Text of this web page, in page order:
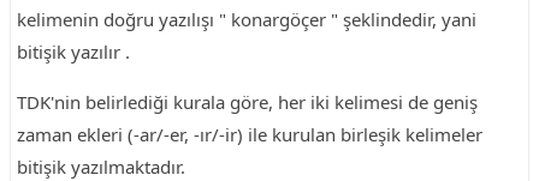
kelimenin doğru yazılışı " konargöçer " şeklindedir, yani
bitişik yazılır .
TDK'nin belirlediği kurala göre, her iki kelimesi de geniş
zaman ekleri (-ar/-er, -ır/-ir) ile kurulan birleşik kelimeler
bitişik yazılmaktadır.